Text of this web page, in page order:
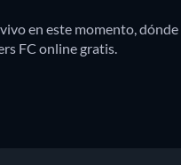
en este momento,
FC online gratis.